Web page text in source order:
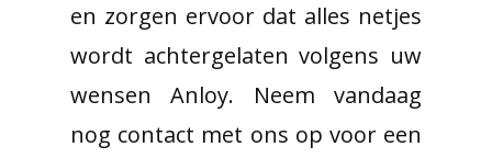
en zorgen ervoor dat alles netjes
wordt achtergelaten volgens uw
wensen Anloy. Neem vandaag
nog contact met ons op voor een